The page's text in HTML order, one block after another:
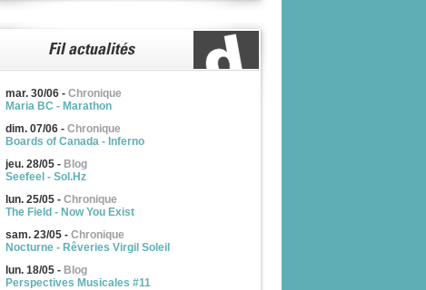
mar. 30/06 - Chronique
Maria BC - Marathon
dim. 07/06 - Chronique
Boards of Canada - Inferno
jeu. 28/05 - Blog
Seefeel - Sol.Hz
lun. 25/05 - Chronique
The Field - Now You Exist
sam. 23/05 - Chronique
Nocturne - Rêveries Virgil Soleil
lun. 18/05 - Blog
Perspectives Musicales #11